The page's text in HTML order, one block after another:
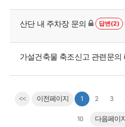
산단 내 주차장 문의 답변(2)
가설건축물 축조신고 관련문의
<< 이전페이지 1 2 3
10 다음페이지